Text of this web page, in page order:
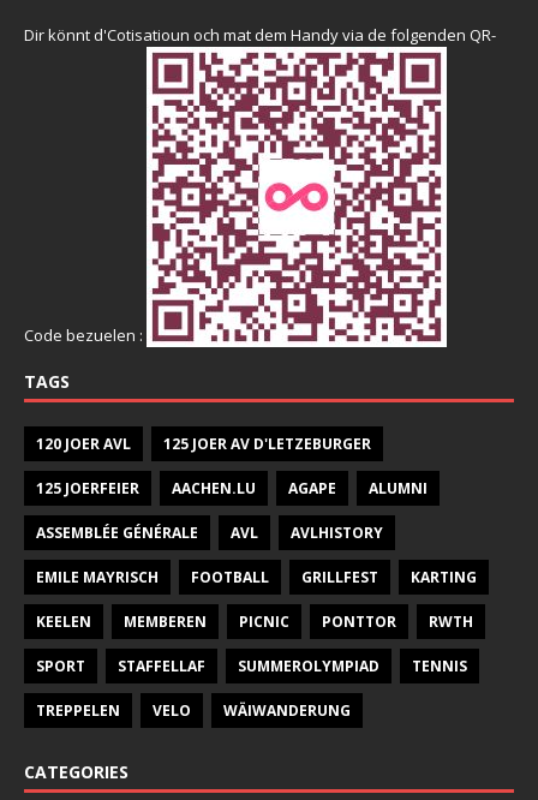
Dir könnt d'Cotisatioun och mat dem Handy via de folgenden QR-
Code bezuelen :
TAGS
120 JOER AVL 125 JOER AV D'LETZEBURGER
125 JOERFEIER AACHEN.LU AGAPE ALUMNI
ASSEMBLÉE GÉNÉRALE AVL AVLHISTORY
EMILE MAYRISCH FOOTBALL GRILLFEST KARTING
KEELEN MEMBEREN PICNIC PONTTOR RWTH
SPORT STAFFELLAF SUMMEROLYMPIAD TENNIS
TREPPELEN VELO WÄIWANDERUNG
CATEGORIES